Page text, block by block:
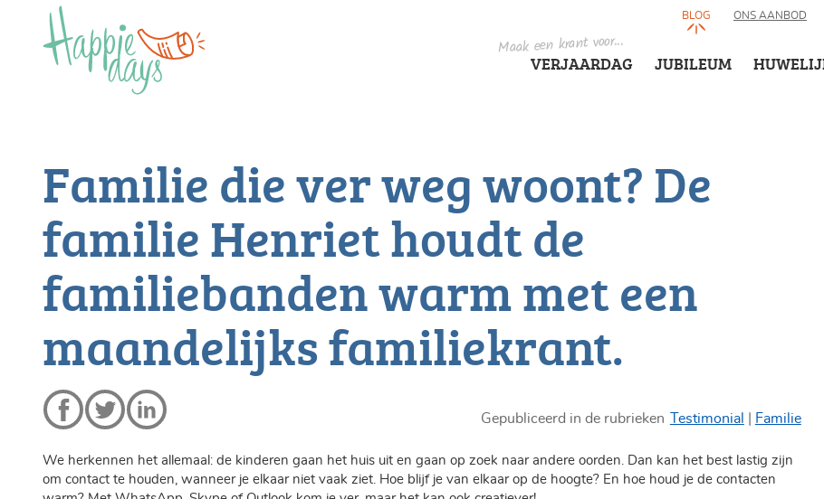
Maak een krant voor...
VERJAARDAG JUBILEUM
BLOG ONS AANBOD
Familie die ver weg woont? De
familie Henriet houdt de
familiebanden warm met een
maandelijks familiekrant.
Gepubliceerd in de rubrieken Testimonial Familie
We herkennen het allemaal: de kinderen gaan het huis uit en gaan op zoek naar andere oorden. Dan kan het best lastig zijn
om contact te houden, wanneer je elkaar niet vaak ziet. Hoe blijf je van elkaar op de hoogte? En hoe houd je de contacten